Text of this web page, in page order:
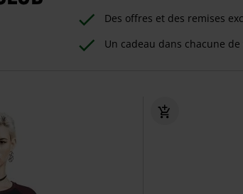
Des offres et des remises
Un cadeau dans chacune